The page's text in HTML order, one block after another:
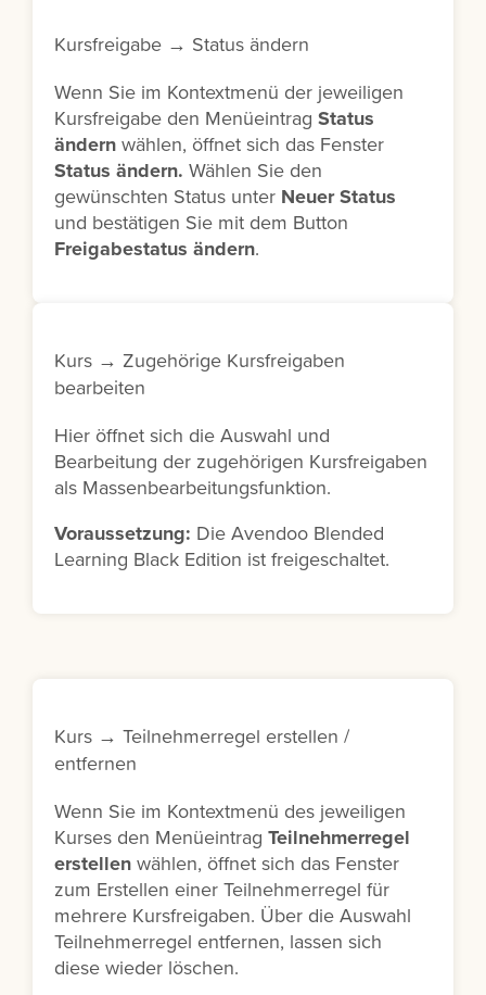
Kursfreigabe → Status ändern
Wenn Sie im Kontextmenü der jeweiligen
Kursfreigabe den Menüeintrag Status
ändernwählen, öffnet sich das Fenster
Status ändern. Wählen Sie den
gewünschten Status unter Neuer Status
und bestätigen Sie mit dem Button
Freigabestatus ändern.
Kurs → Zugehörige Kursfreigaben
bearbeiten
Hier öffnet sich die Auswahl und
Bearbeitung der zugehörigen Kursfreigaben
als Massenbearbeitungsfunktion.
Voraussetzung: Die Avendoo Blended
Learning Black Edition ist freigeschaltet.
Kurs → Teilnehmerregel erstellen /
entfernen
Wenn Sie im Kontextmenü des jeweiligen
Kurses den Menüeintrag Teilnehmerregel
erstellenwählen, öffnet sich das Fenster
zum Erstellen einer Teilnehmerregel für
mehrere Kursfreigaben. Über die Auswahl
Teilnehmerregel entfernen, lassen sich
diese wieder löschen.